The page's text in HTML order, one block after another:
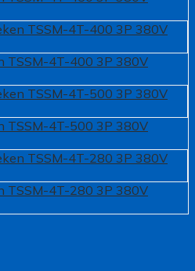
TSSM-4T-400 3P 380V
TSSM-4T-500 3P 380V
TSSM-4T-280 3P 380V